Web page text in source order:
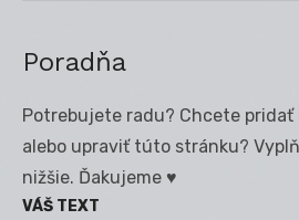
Poradňa
Potrebujete radu? Chcete
alebo upraviť túto stránku?
nižšie. Ďakujeme ♥
VÁŠ TEXT